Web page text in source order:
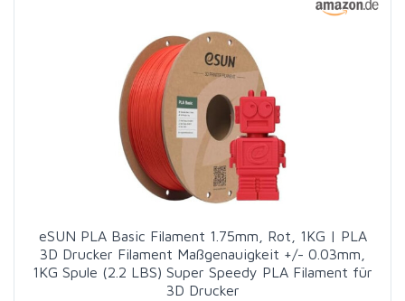
eSUN PLA Basic Filament 1.75mm, Rot, 1KG | PLA
3D Drucker Filament Maßgenauigkeit +/- 0.03mm,
1KG Spule (2.2 LBS) Super Speedy PLA Filament für
3D Drucker